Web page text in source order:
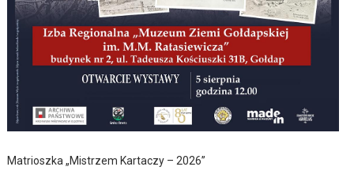
Matrioszka „Mistrzem Kartaczy – 2026”